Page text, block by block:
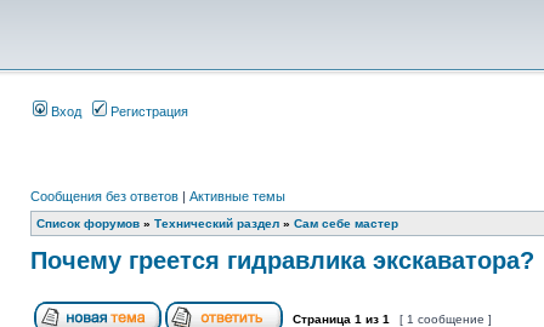
Вход Регистрация
Сообщения без ответов | Активные темы
Список форумов » Технический раздел » Сам себе мастер
Почему греется гидравлика экскаватора?
Страница 1 из 1 [ 1 сообщение ]